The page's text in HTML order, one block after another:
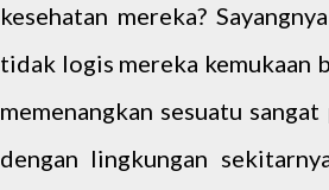
kesehatan mereka?
tidak logis mereka kemukaan
memenangkan sesuatu
dengan lingkungan